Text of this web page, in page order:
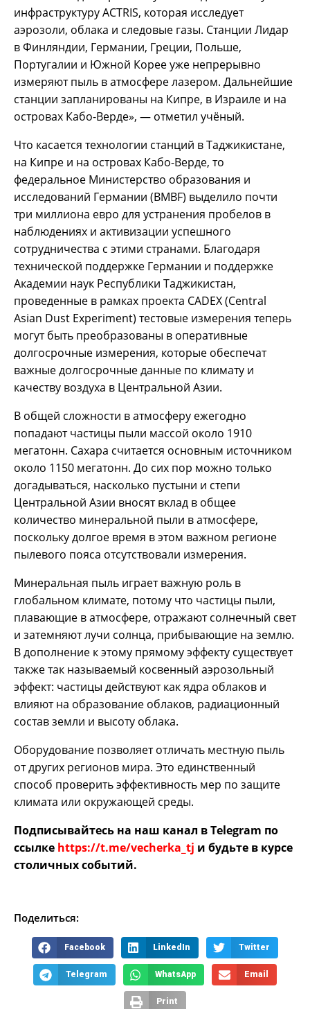
инфраструктуру ACTRIS, которая исследует
аэрозоли, облака и следовые газы. Станции Лидар
в Финляндии, Германии, Греции, Польше,
Португалии и Южной Корее уже непрерывно
измеряют пыль в атмосфере лазером. Дальнейшие
станции запланированы на Кипре, в Израиле и на
островах Кабо-Верде», — отметил учёный.
Что касается технологии станций в Таджикистане,
на Кипре и на островах Кабо-Верде, то
федеральное Министерство образования и
исследований Германии (BMBF) выделило почти
три миллиона евро для устранения пробелов в
наблюдениях и активизации успешного
сотрудничества с этими странами. Благодаря
технической поддержке Германии и поддержке
Академии наук Республики Таджикистан,
проведенные в рамках проекта CADEX (Central
Asian Dust Experiment) тестовые измерения теперь
могут быть преобразованы в оперативные
долгосрочные измерения, которые обеспечат
важные долгосрочные данные по климату и
качеству воздуха в Центральной Азии.
В общей сложности в атмосферу ежегодно
попадают частицы пыли массой около 1910
мегатонн. Сахара считается основным источником
около 1150 мегатонн. До сих пор можно только
догадываться, насколько пустыни и степи
Центральной Азии вносят вклад в общее
количество минеральной пыли в атмосфере,
поскольку долгое время в этом важном регионе
пылевого пояса отсутствовали измерения.
Минеральная пыль играет важную роль в
глобальном климате, потому что частицы пыли,
плавающие в атмосфере, отражают солнечный свет
и затемняют лучи солнца, прибывающие на землю.
В дополнение к этому прямому эффекту существует
также так называемый косвенный аэрозольный
эффект: частицы действуют как ядра облаков и
влияют на образование облаков, радиационный
состав земли и высоту облака.
Оборудование позволяет отличать местную пыль
от других регионов мира. Это единственный
способ проверить эффективность мер по защите
климата или окружающей среды.
Подписывайтесь на наш канал в Telegram по
ссылке https://t.me/vecherka_tj и будьте в курсе
столичных событий.
Поделиться:
Facebook LinkedIn Twitter
Telegram WhatsApp Email
Print